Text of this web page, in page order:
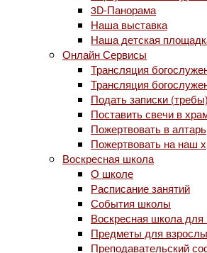
3D-Панорама
Наша выставка
Наша детская
Онлайн Сервисы
Трансляция
Трансляция
Подать записки
Поставить свечи в
Пожертвовать в алтарь
Пожертвовать на наш
Воскресная школа
О школе
Расписание занятий
События школы
Воскресная школа для
Предметы для
Преподавательский